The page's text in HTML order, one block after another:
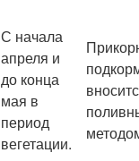
С начала
апреля и
до конца
мая в
период
вегетации.